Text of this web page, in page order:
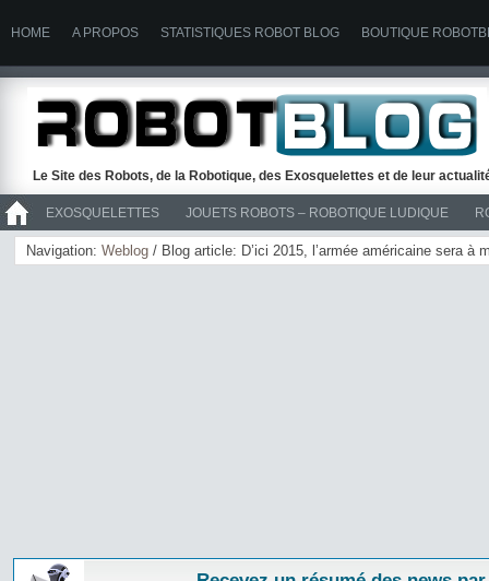
HOME A PROPOS STATISTIQUES ROBOT BLOG BOUTIQUE
Le Site des Robots, de la Robotique, des Exosquelettes et de leur
EXOSQUELETTES JOUETS ROBOTS – ROBOTIQUE LUDIQUE
>> ROBOTS
Navigation: Weblog / Blog article: D’ici 2015, l’armée américaine sera à